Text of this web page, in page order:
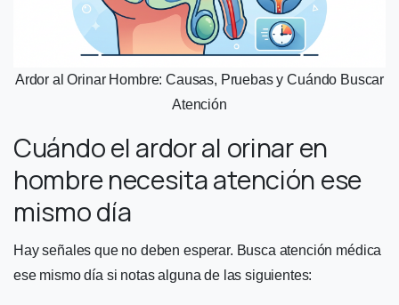
Ardor al Orinar Hombre: Causas, Pruebas y Cuándo Buscar
Atención
Cuándo el ardor al orinar en
hombre necesita atención ese
mismo día
Hay señales que no deben esperar. Busca atención médica
ese mismo día si notas alguna de las siguientes: